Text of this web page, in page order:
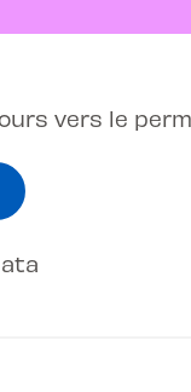
vers le